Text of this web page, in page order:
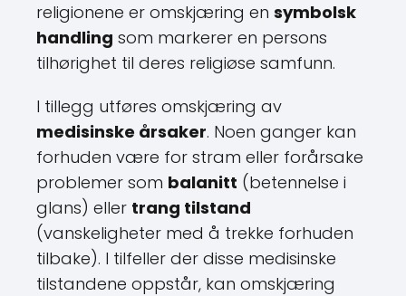
religionene er omskjæring en symbolsk
handling som markerer en persons
tilhørighet til deres religiøse samfunn.
I tillegg utføres omskjæring av
medisinske årsaker. Noen ganger kan
forhuden være for stram eller forårsake
problemer som balanitt (betennelse i
glans) eller trang tilstand
(vanskeligheter med å trekke forhuden
tilbake). I tilfeller der disse medisinske
tilstandene oppstår, kan omskjæring